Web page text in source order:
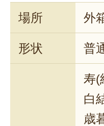
場所 外
形状 普
寿(
白
歳